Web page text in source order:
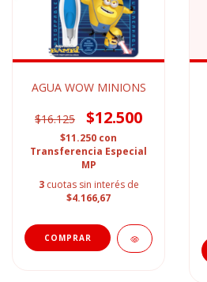
AGUA WOW MINIONS
$16.125 $12.500
$11.250 con
Transferencia Especial
MP
3 cuotas sin interés de
$4.166,67